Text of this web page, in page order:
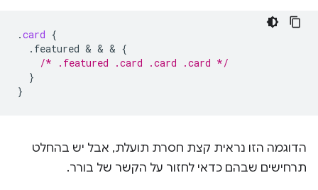
.card {
.featured & & & {
/* .featured .card .card .card */
}
}
הדוגמה הזו נראית קצת חסרת תועלת, אבל יש בהחלט
תרחישים שבהם כדאי לחזור על הקשר של בורר.